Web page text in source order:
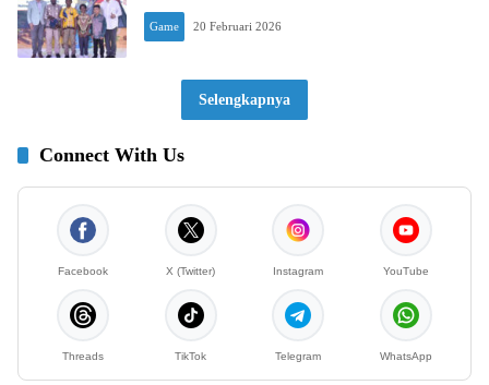
Game 20 Februari 2026
Selengkapnya
Connect With Us
Facebook X (Twitter) Instagram YouTube
Threads TikTok Telegram WhatsApp